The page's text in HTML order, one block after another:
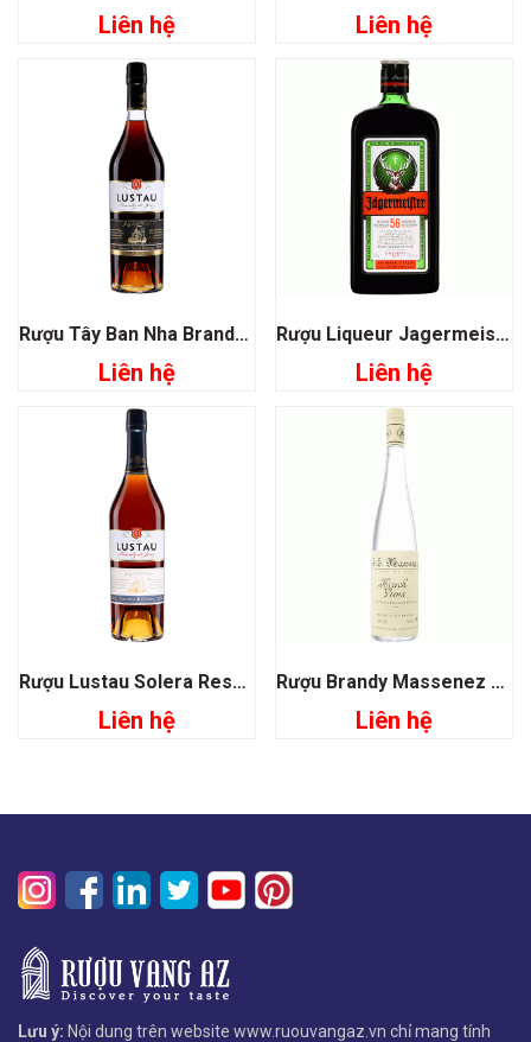
Liên hệ Liên hệ
Rượu Tây Ban Nha Brandy Lustau Gran Reserva
Liên hệ
Rượu Liqueur Jagermeister
Liên hệ
Rượu Lustau Solera Reserva
Liên hệ
Rượu Brandy Massenez Kirsch Vieux Cherry
Liên hệ
Lưu ý: Nội dung trên website www.ruouvangaz.vn chỉ mang tính